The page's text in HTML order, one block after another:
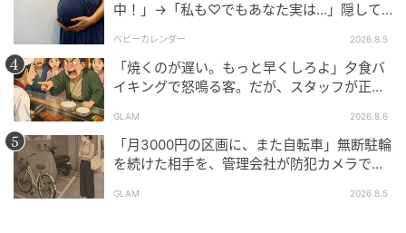
※本コンテンツ内の画像は、生成AIを利用して作成し
ています。
元記事で読む
次の記事
「開けて！いるんでしょ？」在宅勤務中にイ
ンターホンを連打する義母。ドアを開けた時
中！」→「私も♡でもあなた実は…」隠して
ベビーカレンダー 2026.8.5
「焼くのが遅い。もっと早くしろよ」夕食バ
イキングで怒鳴る客。だが、スタッフが正論
GLAM 2026.8.6
「月3000円の区画に、また自転車」無断駐輪
を続けた相手を、管理会社が防犯カメラで特
GLAM 2026.8.5